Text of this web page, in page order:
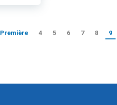
Première 4 5 6 7 8 9